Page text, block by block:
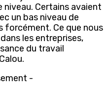
niveau. Certains avaient
un bas niveau de
forcément. Ce que nous
les entreprises,
du travail
-